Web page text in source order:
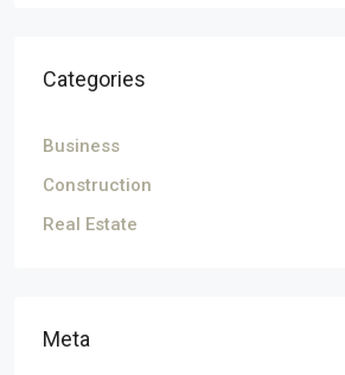
Categories
Business
Construction
Real Estate
Meta